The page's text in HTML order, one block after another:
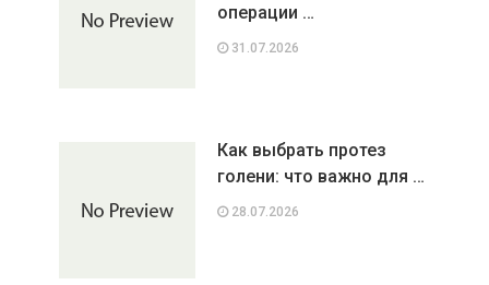
операции …
31.07.2026
Как выбрать протез
голени: что важно для …
28.07.2026